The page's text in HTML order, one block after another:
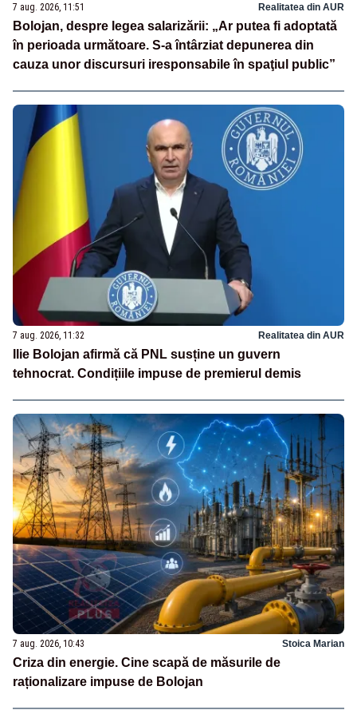
7 aug. 2026, 11:51 Realitatea din AUR
Bolojan, despre legea salarizării: „Ar putea fi adoptată
în perioada următoare. S-a întârziat depunerea din
cauza unor discursuri iresponsabile în spaţiul public”
7 aug. 2026, 11:32 Realitatea din AUR
Ilie Bolojan afirmă că PNL susține un guvern
tehnocrat. Condițiile impuse de premierul demis
7 aug. 2026, 10:43 Stoica Marian
Criza din energie. Cine scapă de măsurile de
raționalizare impuse de Bolojan